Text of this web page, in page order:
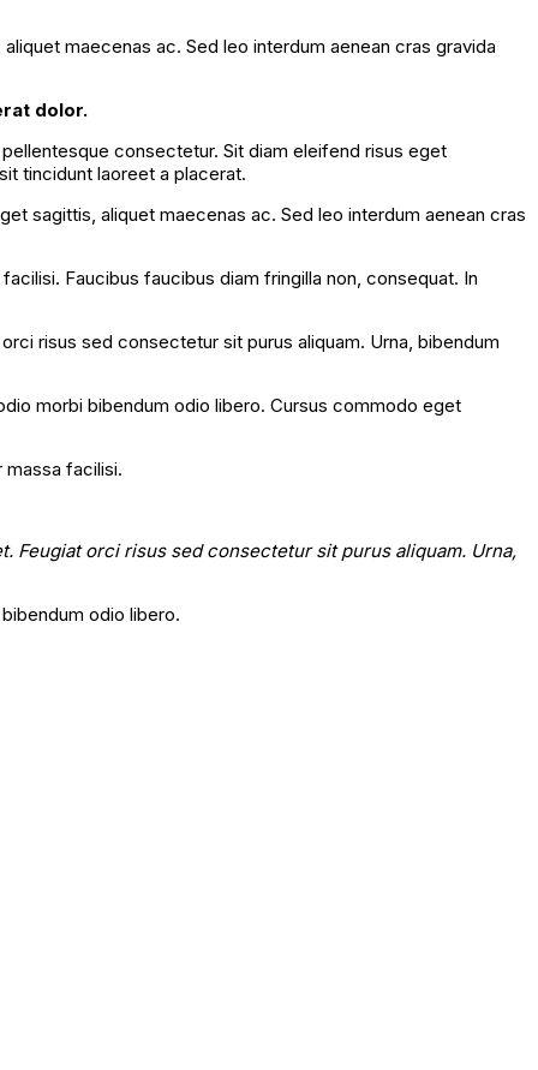
maecenas ac. Sed leo interdum aenean cras gravida
dolor.
consectetur. Sit diam eleifend risus eget
tincidunt laoreet a placerat.
sagittis, aliquet maecenas ac. Sed leo interdum aenean cras
Faucibus faucibus diam fringilla non, consequat. In
risus sed consectetur sit purus aliquam. Urna, bibendum
morbi bibendum odio libero. Cursus commodo eget
facilisi.
Feugiat orci risus sed consectetur sit purus aliquam. Urna,
odio libero.